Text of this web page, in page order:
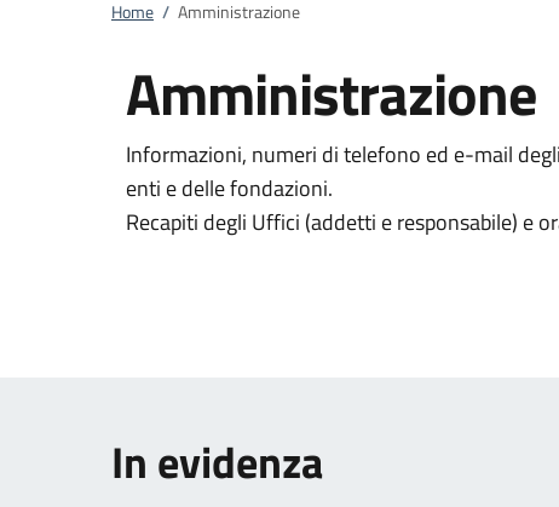
Home / Amministrazione
Amministrazione
Informazioni, numeri di telefono ed e-mail
enti e delle fondazioni.
Recapiti degli Uffici (addetti e responsabile) e
In evidenza